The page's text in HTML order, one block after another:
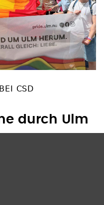
CSD
durch Ulm